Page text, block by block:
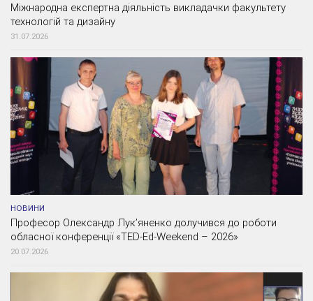
Міжнародна експертна діяльність викладачки факультету
технологій та дизайну
31.07.2026
НОВИНИ
Професор Олександр Лук’яненко долучився до роботи
обласної конференції «TED-Ed-Weekend – 2026»
20.07.2026